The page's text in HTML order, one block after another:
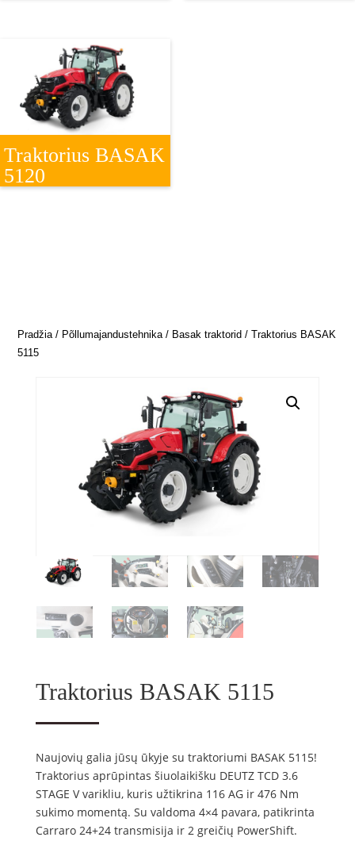
Traktorius BASAK
5120
Pradžia/ Põllumajandustehnika/ Basak traktorid / Traktorius BASAK
5115
Traktorius BASAK 5115
Naujovių galia jūsų ūkyje su traktoriumi BASAK 5115!
Traktorius aprūpintas šiuolaikišku DEUTZ TCD 3.6
STAGE V varikliu, kuris užtikrina 116 AG ir 476 Nm
sukimo momentą. Su valdoma 4×4 pavara, patikrinta
Carraro 24+24 transmisija ir 2 greičių PowerShift.